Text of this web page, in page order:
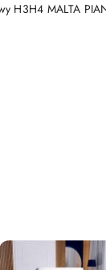
H3H4 MALTA